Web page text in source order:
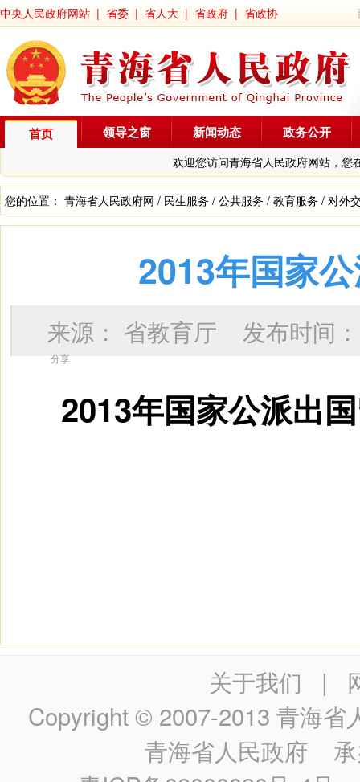
中央人民政府网站 | 省委 | 省人大 | 省政府 | 省政协
首页
欢迎您访问青海省人民政府网站，您
领导之窗 新闻动态 政务公开
您的位置： 青海省人民政府网 / 民生服务 / 公共服务 / 教育服务 / 对外
2013年国家
来源： 省教育厅 发布时间
分享
2013年国家公派出
关于我们 |
Copyright © 2007-2013 青海省
青海省人民政府 承